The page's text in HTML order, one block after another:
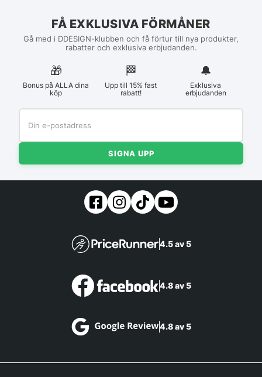
FÅ EXKLUSIVA FÖRMÅNER
Gå med i DDESIGN-klubben och få förtur till nya produkter,
rabatter och exklusiva erbjudanden.
🎁
Bonus på ALLA dina
köp
🏁︎
Upp till 15% fast
rabatt!
🔔
Exklusiva
erbjudanden
SIGNA UPP
4.5 av 5
4.8 av 5
4.8 av 5